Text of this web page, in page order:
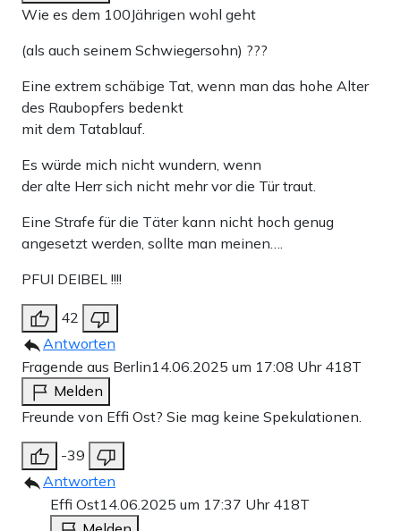
Wie es dem 100Jährigen wohl geht
(als auch seinem Schwiegersohn) ???
Eine extrem schäbige Tat, wenn man das hohe Alter
des Raubopfers bedenkt
mit dem Tatablauf.
Es würde mich nicht wundern, wenn
der alte Herr sich nicht mehr vor die Tür traut.
Eine Strafe für die Täter kann nicht hoch genug
angesetzt werden, sollte man meinen….
PFUI DEIBEL !!!!
42
Antworten
Fragende aus Berlin14.06.2025 um 17:08 Uhr 418T
Melden
Freunde von Effi Ost? Sie mag keine Spekulationen.
-39
Antworten
Effi Ost14.06.2025 um 17:37 Uhr 418T